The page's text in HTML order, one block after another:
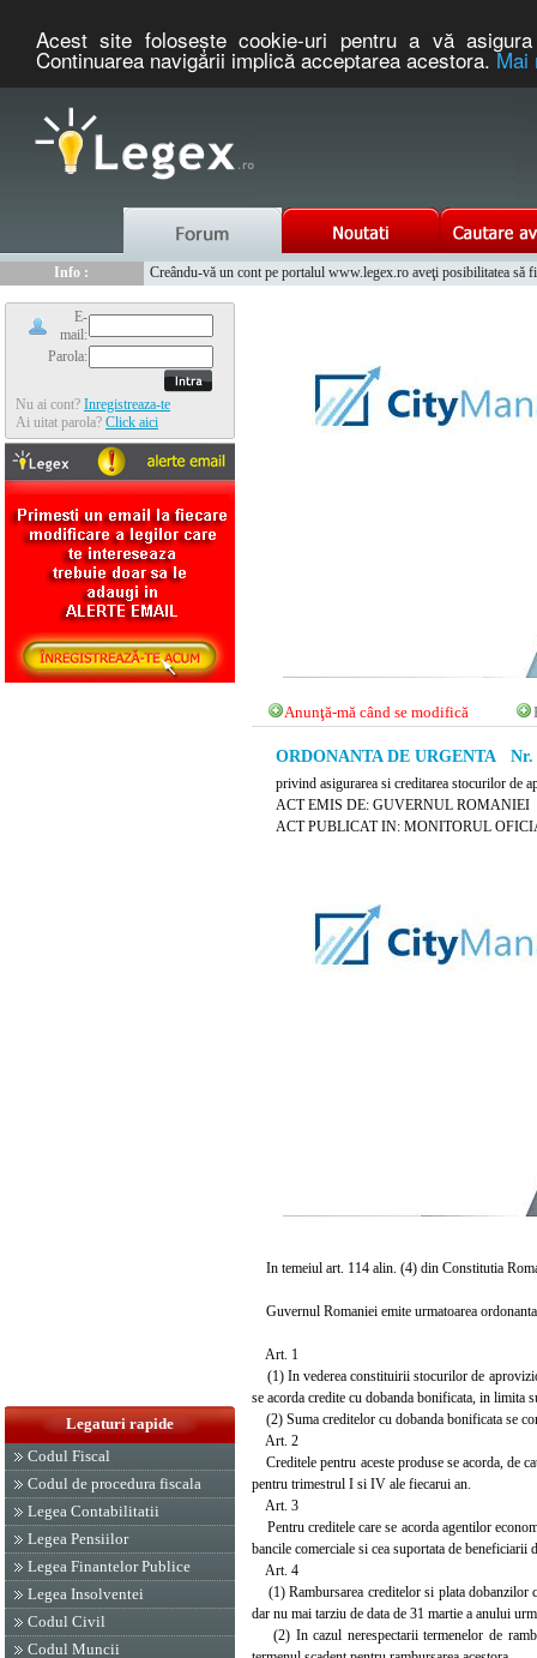
Acest site foloseşte cookie-uri pentru a vă
Continuarea navigării implică acceptarea acestora.Mai
Info :
Creându-vă un cont pe portalul www.legex.ro aveţi posibilitatea să
Info :
www.tntauto.ro - Managementul Integrat al Parcului Auto
E-
mail:
Parola:
Nu ai cont? Inregistreaza-te
Ai uitat parola? Click aici
Legaturi rapide
Codul Fiscal
Codul de procedura fiscala
Legea Contabilitatii
Legea Pensiilor
Legea Finantelor Publice
Legea Insolventei
Codul Civil
Codul Muncii
Anunţă-mă când se modifică
ORDONANTA DE URGENTA Nr.
privind asigurarea si creditarea stocurilor de
ACT EMIS DE: GUVERNUL ROMANIEI
ACT PUBLICAT IN: MONITORUL
In temeiul art. 114 alin. (4) din Constitutia
Guvernul Romaniei emite urmatoarea
Art. 1
(1) In vederea constituirii stocurilor de
se acorda credite cu dobanda bonificata, in limita
(2) Suma creditelor cu dobanda bonificata se
Art. 2
Creditele pentru aceste produse se acorda, de
pentru trimestrul I si IV ale fiecarui an.
Art. 3
Pentru creditele care se acorda agentilor
bancile comerciale si cea suportata de
Art. 4
(1) Rambursarea creditelor si plata dobanzilor
dar nu mai tarziu de data de 31 martie a anului
(2) In cazul nerespectarii termenelor de